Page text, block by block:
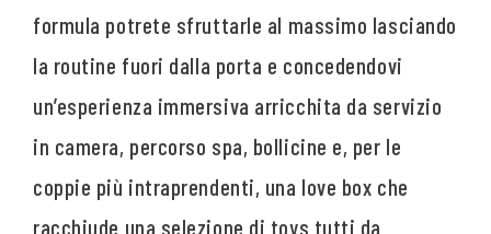
formula potrete sfruttarle al massimo lasciando
la routine fuori dalla porta e concedendovi
un’esperienza immersiva arricchita da servizio
in camera, percorso spa, bollicine e, per le
coppie più intraprendenti, una love box che
racchiude una selezione di toys tutti da